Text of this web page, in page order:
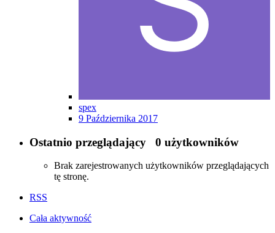
spex
9 Października 2017
Ostatnio przeglądający 0 użytkowników
Brak zarejestrowanych użytkowników przeglądających
tę stronę.
RSS
Cała aktywność